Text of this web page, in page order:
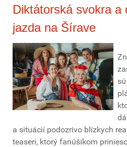
Diktátorská svokra a
jazda na Šírave
a situácií podozrivo blízkych
teaseri, ktorý fanúšikom